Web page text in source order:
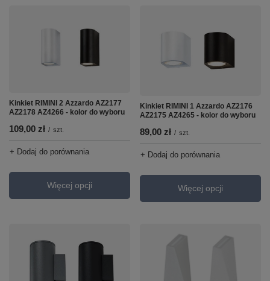
Kinkiet RIMINI 2 Azzardo AZ2177
AZ2178 AZ4266 - kolor do wyboru
109,00 zł / szt.
+ Dodaj do porównania
Więcej opcji
Kinkiet RIMINI 1 Azzardo AZ2176
AZ2175 AZ4265 - kolor do wyboru
89,00 zł / szt.
+ Dodaj do porównania
Więcej opcji